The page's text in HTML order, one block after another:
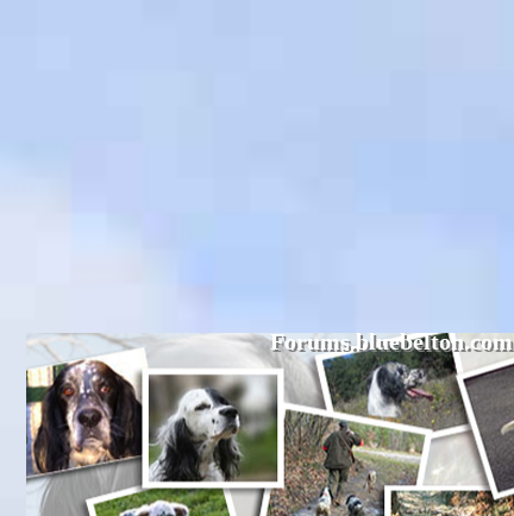
Forums.bluebelton.com